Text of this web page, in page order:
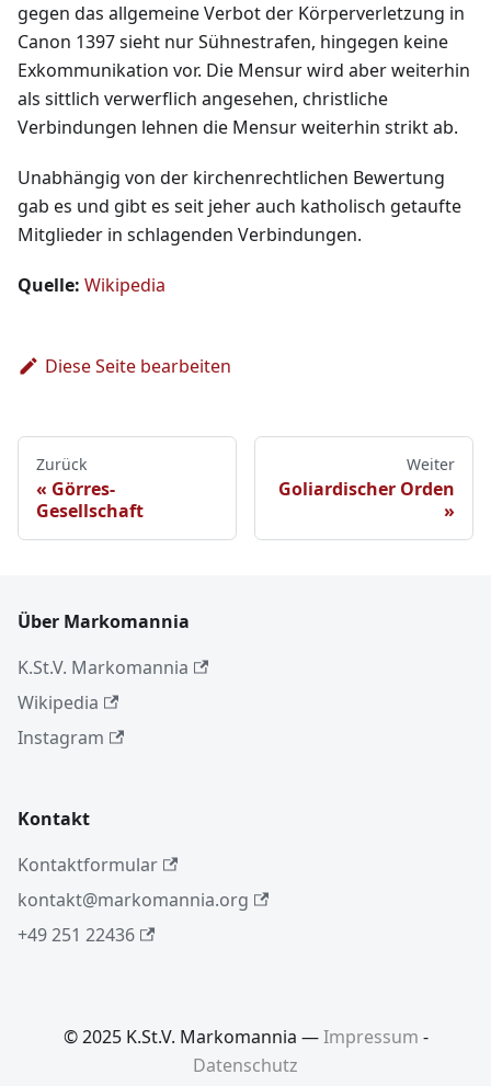
gegen das allgemeine Verbot der Körperverletzung in
Canon 1397 sieht nur Sühnestrafen, hingegen keine
Exkommunikation vor. Die Mensur wird aber weiterhin
als sittlich verwerflich angesehen, christliche
Verbindungen lehnen die Mensur weiterhin strikt ab.
Unabhängig von der kirchenrechtlichen Bewertung
gab es und gibt es seit jeher auch katholisch getaufte
Mitglieder in schlagenden Verbindungen.
Quelle: Wikipedia
Diese Seite bearbeiten
Zurück
Görres-
Gesellschaft
Weiter
Goliardischer Orden
Über Markomannia
K.St.V. Markomannia
Wikipedia
Instagram
Kontakt
Kontaktformular
kontakt@markomannia.org
+49 251 22436
© 2025 K.St.V. Markomannia —Impressum -
Datenschutz